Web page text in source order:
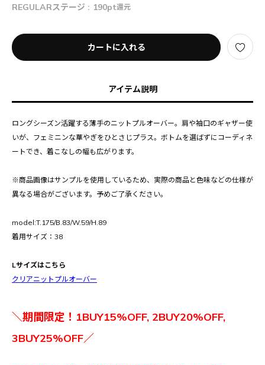
REGULARステージ : 190pt還元
カートに入れる
アイテム説明
ロングシーズン活躍する薄手のニットプルオーバー。肩や袖口のギャザー使
いが、フェミニンな華やぎをひとさじプラス。ボトムを選ばずにコーディネ
ートでき、着こなしの幅も広がります。
※商品画像はサンプルを使用しているため、実際の商品と色味などの仕様が
異なる場合がございます。予めご了承ください。
model:T.175/B.83/W.59/H.89
着用サイズ：38
Lサイズはこちら
クリアニットプルオーバー
＼期間限定！1BUY15%OFF, 2BUY20%OFF,
3BUY25%OFF／